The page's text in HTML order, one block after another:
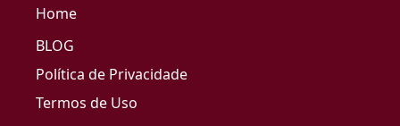
Home
BLOG
Política de Privacidade
Termos de Uso